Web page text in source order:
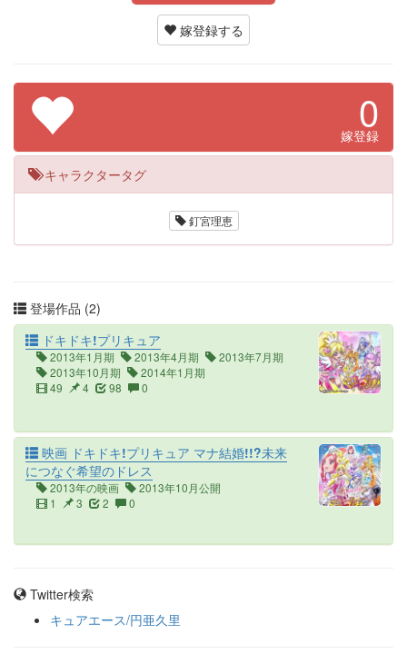
嫁登録する
0
嫁登録
キャラクタータグ
釘宮理恵
登場作品 (2)
ドキドキ!プリキュア
2013年1月期 2013年4月期
2013年7月期
2013年10月期
2014年1月期
49
4 98 0
映画 ドキドキ!プリキュア マナ結婚!!?未来
につなぐ希望のドレス
2013年の映画
2013年10月公開
1
3 2 0
Twitter検索
キュアエース/円亜久里